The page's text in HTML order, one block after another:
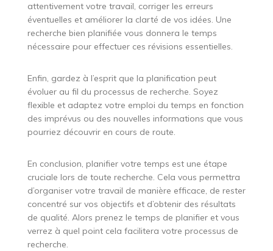
attentivement votre travail, corriger les erreurs
éventuelles et améliorer la clarté de vos idées. Une
recherche bien planifiée vous donnera le temps
nécessaire pour effectuer ces révisions essentielles.
Enfin, gardez à l’esprit que la planification peut
évoluer au fil du processus de recherche. Soyez
flexible et adaptez votre emploi du temps en fonction
des imprévus ou des nouvelles informations que vous
pourriez découvrir en cours de route.
En conclusion, planifier votre temps est une étape
cruciale lors de toute recherche. Cela vous permettra
d’organiser votre travail de manière efficace, de rester
concentré sur vos objectifs et d’obtenir des résultats
de qualité. Alors prenez le temps de planifier et vous
verrez à quel point cela facilitera votre processus de
recherche.